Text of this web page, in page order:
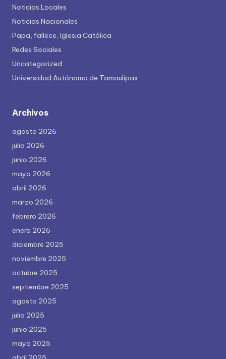
Noticias Locales
Noticias Nacionales
Papa, fallece, Iglesia Católica
Redes Sociales
Uncategorized
Universidad Autónoma de Tamaulipas
Archivos
agosto 2026
julio 2026
junio 2026
mayo 2026
abril 2026
marzo 2026
febrero 2026
enero 2026
diciembre 2025
noviembre 2025
octubre 2025
septiembre 2025
agosto 2025
julio 2025
junio 2025
mayo 2025